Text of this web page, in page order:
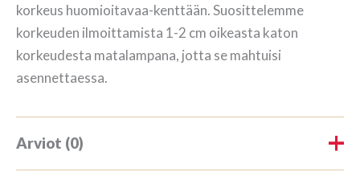
korkeus huomioitavaa-kenttään. Suosittelemme
korkeuden ilmoittamista 1-2 cm oikeasta katon
korkeudesta matalampana, jotta se mahtuisi
asennettaessa.
Arviot (0)